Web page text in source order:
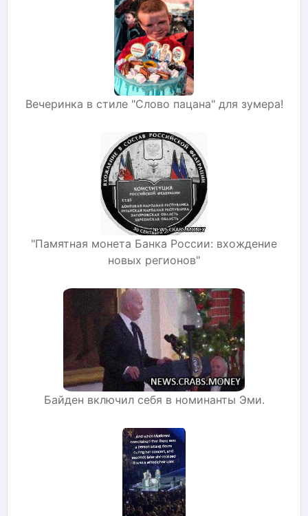
Вечеринка в стиле "Слово пацана" для зумера!
"Памятная монета Банка России: вхождение
новых регионов"
Байден включил себя в номинанты Эми.